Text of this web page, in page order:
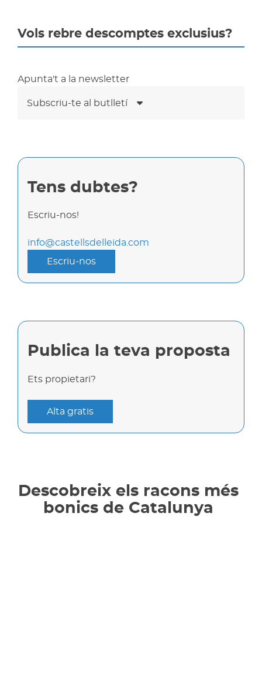
Vols rebre descomptes exclusius?
Apunta't a la newsletter
Subscriu-te al butlletí
Tens dubtes?
Escriu-nos!
info@castellsdelleida.com
Escriu-nos
Publica la teva proposta
Ets propietari?
Alta gratis
Descobreix els racons més
bonics de Catalunya